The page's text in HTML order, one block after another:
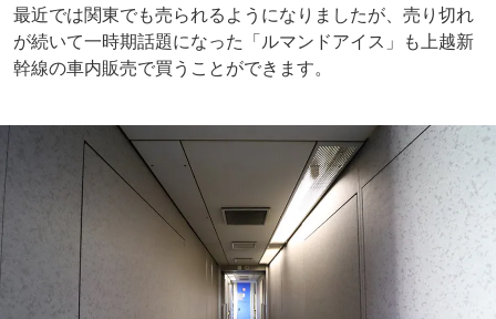
最近では関東でも売られるようになりましたが、売り切れ
が続いて一時期話題になった「ルマンドアイス」も上越新
幹線の車内販売で買うことができます。